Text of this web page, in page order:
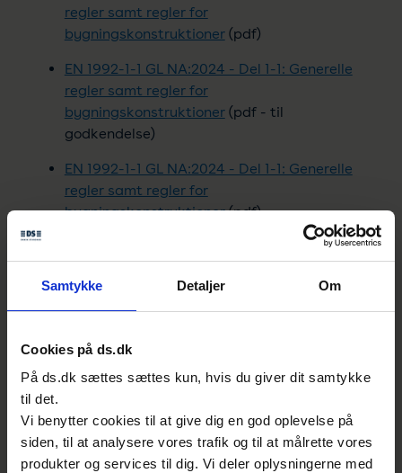
Samtykke Detaljer Om
Cookies på ds.dk
På ds.dk sættes sættes kun, hvis du giver dit samtykke
til det.
Vi benytter cookies til at give dig en god oplevelse på
siden, til at analysere vores trafik og til at målrette vores
produkter og services til dig. Vi deler oplysningerne med
regler samt regler for
bygningskonstruktioner(pdf)
EN 1992-1-1 GL NA:2024 - Del 1-1: Generelle
regler samt regler for
bygningskonstruktioner(pdf - til
godkendelse)
EN 1992-1-1 GL NA:2024 - Del 1-1: Generelle
regler samt regler for
bygningskonstruktioner(pdf)
Eurocode 3 - Stålkonstruktioner
EN 1993-1-x GL NA:2024 (Del 1-1, 1-3, 1-5, 1-
EN 1993-1-x GL NA:2024 (Del 1-1, 1-3, 1-5, 1-
8, 1-9 og 1-10)(pdf)
Eurocode 4 - Kompositkonstruktioner
EN 1994-1-1 GL NA:2024 - Del 1-1: Generelle